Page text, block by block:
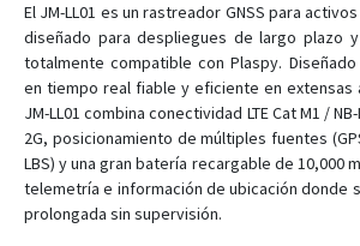
GK309E
GK309E
GT02
GT03A
GT06E
El JM-LL01 es un rastreador GNSS para
diseñado para despliegues de largo plazo
totalmente compatible con Plaspy.
en tiempo real fiable y eficiente en extensas
JM-LL01 combina conectividad LTE Cat M1 /
2G, posicionamiento de múltiples fuentes
LBS) y una gran batería recargable de 10,000
telemetría e información de ubicación donde
prolongada sin supervisión.